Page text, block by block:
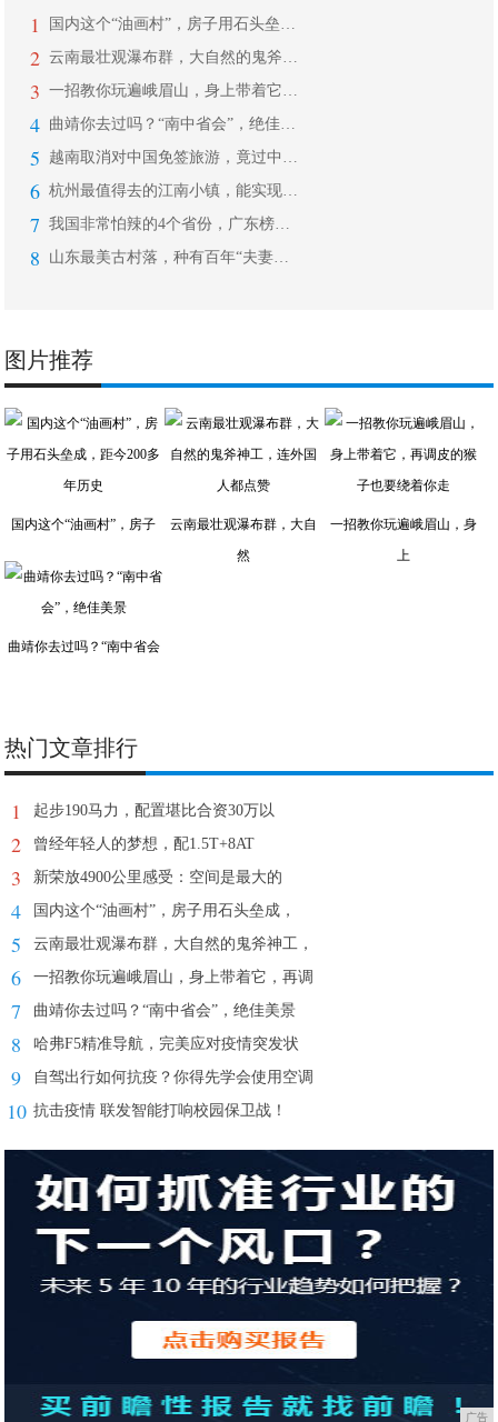
1 国内这个“油画村”，房子用石头垒成，
2 云南最壮观瀑布群，大自然的鬼斧神工，
3 一招教你玩遍峨眉山，身上带着它，再调
4 曲靖你去过吗？“南中省会”，绝佳美景
5 越南取消对中国免签旅游，竟过中国新年
6 杭州最值得去的江南小镇，能实现一切梦
7 我国非常怕辣的4个省份，广东榜上有名
8 山东最美古村落，种有百年“夫妻槐”，
图片推荐
国内这个“油画村”，房子
云南最壮观瀑布群，大自
然
一招教你玩遍峨眉山，身
上
曲靖你去过吗？“南中省会
热门文章排行
1 起步190马力，配置堪比合资30万以
2 曾经年轻人的梦想，配1.5T+8AT
3 新荣放4900公里感受：空间是最大的
4 国内这个“油画村”，房子用石头垒成，
5 云南最壮观瀑布群，大自然的鬼斧神工，
6 一招教你玩遍峨眉山，身上带着它，再调
7 曲靖你去过吗？“南中省会”，绝佳美景
8 哈弗F5精准导航，完美应对疫情突发状
9 自驾出行如何抗疫？你得先学会使用空调
10 抗击疫情 联发智能打响校园保卫战！
广告